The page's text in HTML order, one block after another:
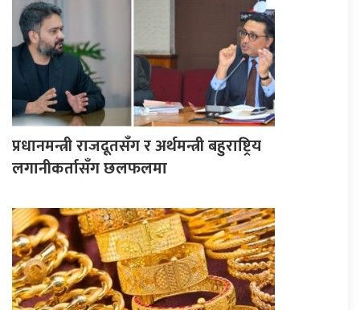
प्रधानमन्त्री राजदूतसँग र अर्थमन्त्री बहुराष्ट्रिय
लगानीकर्तासँग छलफलमा